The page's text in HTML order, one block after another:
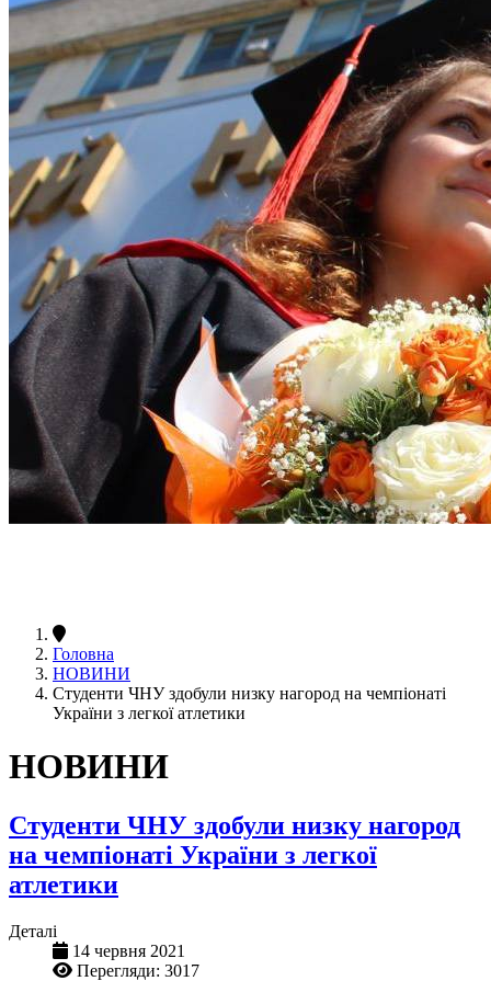
Головна
НОВИНИ
Студенти ЧНУ здобули низку нагород на чемпіонаті
України з легкої атлетики
НОВИНИ
Студенти ЧНУ здобули низку нагород
на чемпіонаті України з легкої
атлетики
Деталі
14 червня 2021
Перегляди: 3017